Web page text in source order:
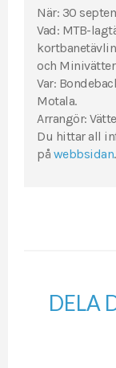
När: 30
Vad: MTB-
och
Var:
Motala.
Arrangör:
Du hittar all
på webbsidan.
DELA